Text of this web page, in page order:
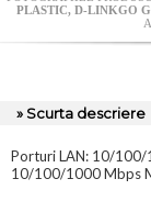
PLASTIC, D-LINKGO
» Scurta descriere
Porturi LAN: 10/100/
10/100/1000 Mbps